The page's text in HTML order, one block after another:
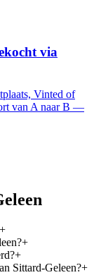
via
Vinted of
van A naar B —
+
+
Sittard-Geleen?+